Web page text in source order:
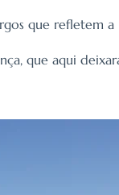
que refletem
que aqui